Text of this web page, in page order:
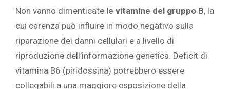
Non vanno dimenticate le vitamine del gruppo B, la
cui carenza può influire in modo negativo sulla
riparazione dei danni cellulari e a livello di
riproduzione dell’informazione genetica. Deficit di
vitamina B6 (piridossina) potrebbero essere
collegabili a una maggiore esposizione della